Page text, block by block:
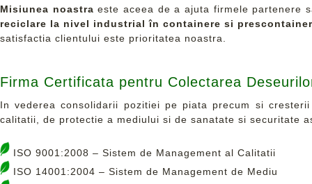
Misiunea noastra este aceea de a ajuta firmele partenere
reciclare la nivel industrial în containere si
satisfactia clientului este prioritatea noastra.
Firma Certificata pentru Colectarea
In vederea consolidarii pozitiei pe piata precum si
calitatii, de protectie a mediului si de sanatate si securitate
ISO 9001:2008 – Sistem de Management al Calitatii
ISO 14001:2004 – Sistem de Management de Mediu